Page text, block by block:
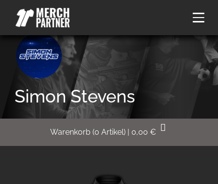
Simon Stevens
Warenkorb (0 Artikel) | 0,00 €